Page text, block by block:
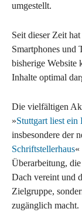
umgestellt.
Seit dieser Zeit
Smartphones und
bisherige Website
Inhalte optimal
Die vielfältigen
»Stuttgart liest ein
insbesondere der
Schriftstellerhaus«
Überarbeitung,
Dach vereint und
Zielgruppe,
zugänglich macht.